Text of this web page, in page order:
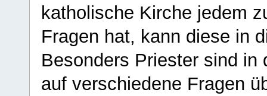
katholische Kirche jedem
Fragen hat, kann diese in
Besonders Priester sind in
auf verschiedene Fragen